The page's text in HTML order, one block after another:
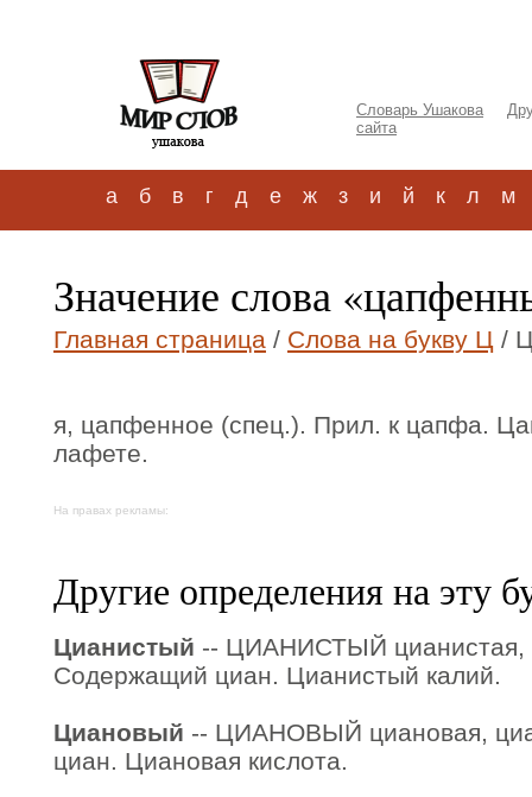
Словарь Ушакова
сайта
а б в г д е ж з и й к л м
Значение слова
Главная страница / Слова на букву Ц /
я, цапфенное (спец.). Прил. к цапфа.
лафете.
На правах рекламы:
Другие определения на эту
Цианистый -- ЦИАНИСТЫЙ цианистая,
Содержащий циан. Цианистый калий.
Циановый -- ЦИАНОВЫЙ циановая,
циан. Циановая кислота.